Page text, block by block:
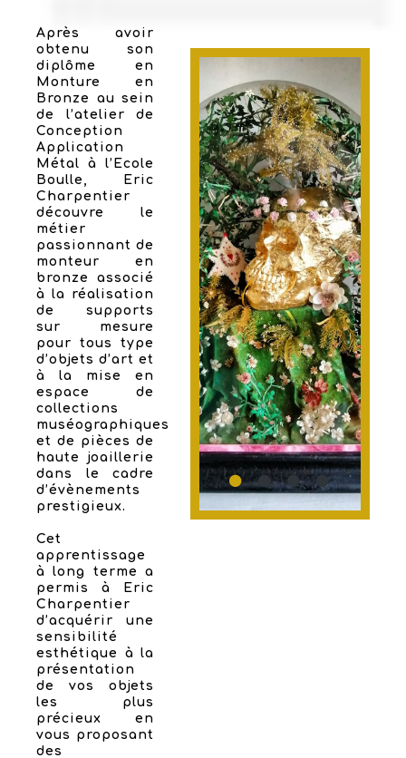
Après avoir
obtenu son
diplôme en
Monture en
Bronze au sein
de l’atelier de
Conception
Application
Métal à l’Ecole
Boulle, Eric
Charpentier
découvre le
métier
passionnant de
monteur en
bronze associé
à la réalisation
de supports
sur mesure
pour tous type
d’objets d’art et
à la mise en
espace de
collections
muséographiques
et de pièces de
haute joaillerie
dans le cadre
d’évènements
prestigieux.
Cet
apprentissage
à long terme a
permis à Eric
Charpentier
d’acquérir une
sensibilité
esthétique à la
présentation
de vos objets
les plus
précieux en
vous proposant
des